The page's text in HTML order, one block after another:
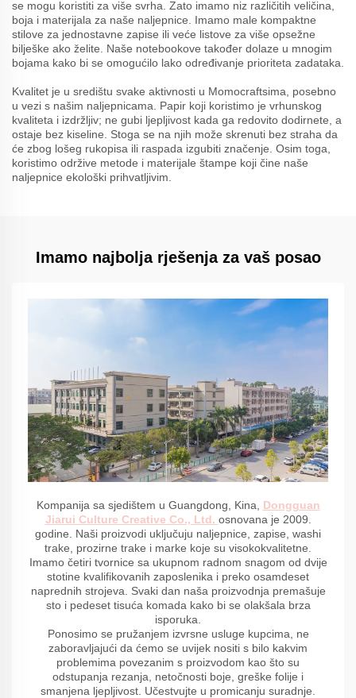
se mogu koristiti za više svrha. Zato imamo niz različitih veličina,
boja i materijala za naše naljepnice. Imamo male kompaktne
stilove za jednostavne zapise ili veće listove za više opsežne
bilješke ako želite. Naše notebookove također dolaze u mnogim
bojama kako bi se omogućilo lako određivanje prioriteta zadataka.
Kvalitet je u središtu svake aktivnosti u Momocraftsima, posebno
u vezi s našim naljepnicama. Papir koji koristimo je vrhunskog
kvaliteta i izdržljiv; ne gubi ljepljivost kada ga redovito dodirnete, a
ostaje bez kiseline. Stoga se na njih može skrenuti bez straha da
će zbog lošeg rukopisa ili raspada izgubiti značenje. Osim toga,
koristimo održive metode i materijale štampe koji čine naše
naljepnice ekološki prihvatljivim.
Imamo najbolja rješenja za vaš posao
Kompanija sa sjedištem u Guangdong, Kina, Dongguan
Jiarui Culture Creative Co., Ltd. osnovana je 2009.
godine. Naši proizvodi uključuju naljepnice, zapise, washi
trake, prozirne trake i marke koje su visokokvalitetne.
Imamo četiri tvornice sa ukupnom radnom snagom od dvije
stotine kvalifikovanih zaposlenika i preko osamdeset
naprednih strojeva. Svaki dan naša proizvodnja premašuje
sto i pedeset tisuća komada kako bi se olakšala brza
isporuka.
Ponosimo se pružanjem izvrsne usluge kupcima, ne
zaboravljajući da ćemo se uvijek nositi s bilo kakvim
problemima povezanim s proizvodom kao što su
odstupanja rezanja, netočnosti boje, greške folije i
smanjena ljepljivost. Učestvujte u promicanju suradnje.